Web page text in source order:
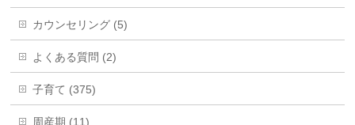
カウンセリング (5)
よくある質問 (2)
子育て (375)
周産期 (11)